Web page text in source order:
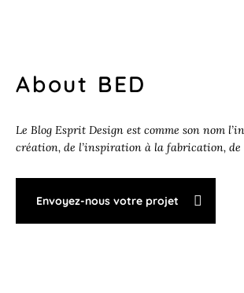
About BED
Le Blog Esprit Design est comme son nom
création, de l’inspiration à la fabrication, de
Envoyez-nous votre projet